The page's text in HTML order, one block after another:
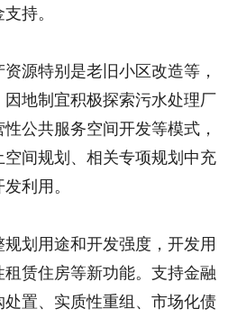
持。
源特别是老旧小区改造等，
地制宜积极探索污水处理厂
公共服务空间开发等模式，
间规划、相关专项规划中充
利用。
划用途和开发强度，开发用
赁住房等新功能。支持金融
置、实质性重组、市场化债